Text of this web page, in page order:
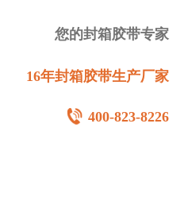
您的封箱胶带专家
16年封箱胶带生产厂家
400-823-8226